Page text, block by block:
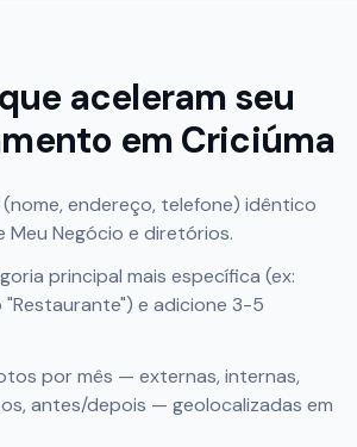
aceleram seu
em Criciúma
(nome, endereço, telefone) idêntico
Meu Negócio e diretórios.
principal mais específica (ex:
"Restaurante") e adicione 3-5
por mês — externas, internas,
antes/depois — geolocalizadas em